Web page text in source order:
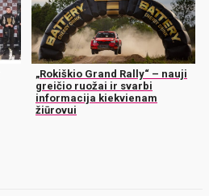
„Rokiškio Grand Rally“ – nauji
greičio ruožai ir svarbi
informacija kiekvienam
žiūrovui